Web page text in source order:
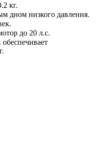
кг.
дном низкого давления.
до 20 л.с.